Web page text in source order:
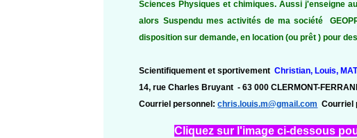
Sciences Physiques et chimiques. Aussi j'enseigne
alors Suspendu mes activités de ma société
disposition sur demande, en location (ou prêt ) pour
Scientifiquement et sportivement Christian, Louis,
14, rue Charles Bruyant -63 000 CLERMONT-
Courriel personnel: chris.louis.m@gmail.com Courriel
Cliquez sur l'image ci-dessous